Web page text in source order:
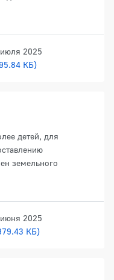
2025
КБ)
детей, для
земельного
2025
КБ)